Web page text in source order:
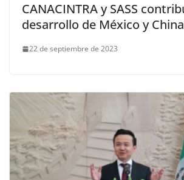
CANACINTRA y SASS
desarrollo de México y China
22 de septiembre de 2023